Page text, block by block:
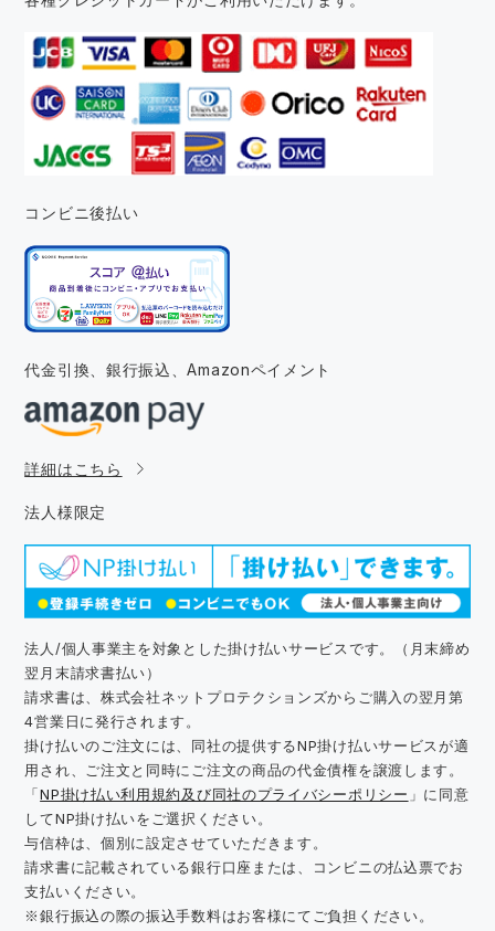
コンビニ後払い
代金引換、銀行振込、Amazonペイメント
詳細はこちら
法人様限定
法人/個人事業主を対象とした掛け払いサービスです。（月末締め
翌月末請求書払い）
請求書は、株式会社ネットプロテクションズからご購入の翌月第
4営業日に発行されます。
掛け払いのご注文には、同社の提供するNP掛け払いサービスが適
用され、ご注文と同時にご注文の商品の代金債権を譲渡します。
「NP掛け払い利用規約及び同社のプライバシーポリシー 」に同意
してNP掛け払いをご選択ください。
与信枠は、個別に設定させていただきます。
請求書に記載されている銀行口座または、コンビニの払込票でお
支払いください。
※銀行振込の際の振込手数料はお客様にてご負担ください。